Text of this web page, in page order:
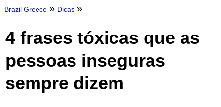
Brazil Greece » Dicas »
4 frases tóxicas que as
pessoas inseguras
sempre dizem